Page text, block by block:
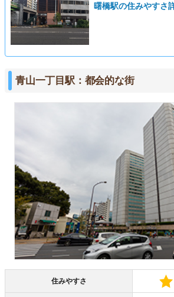
曙橋駅の住みやすさ
青山一丁目駅：都会的な街
住みやすさ